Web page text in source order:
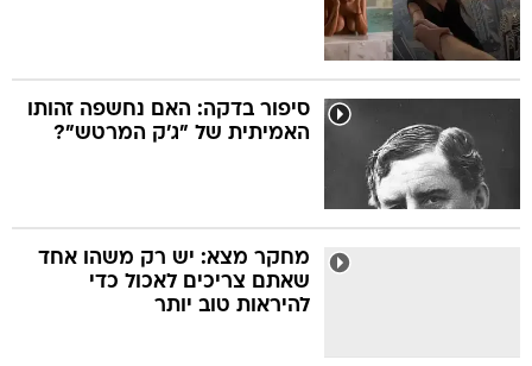
סיפור בדקה: האם נחשפה זהותו
האמיתית של "ג'ק המרטש"?
מחקר מצא: יש רק משהו אחד
שאתם צריכים לאכול כדי
להיראות טוב יותר